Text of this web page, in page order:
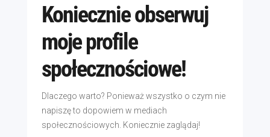
Koniecznie obserwuj
moje profile
społecznościowe!
Dlaczego warto? Ponieważ wszystko o czym nie
napiszę to dopowiem w mediach
społecznościowych. Koniecznie zaglądaj!